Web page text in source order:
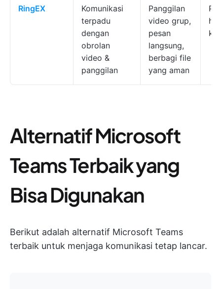
RingEX
Komunikasi
terpadu
dengan
obrolan
video &
panggilan
Panggilan
video grup,
pesan
langsung,
berbagi file
yang aman
Alternatif Microsoft
Teams Terbaik yang
Bisa Digunakan
Berikut adalah alternatif Microsoft Teams
terbaik untuk menjaga komunikasi tetap lancar.